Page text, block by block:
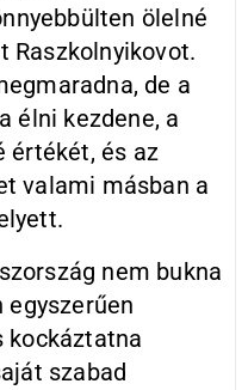
ölelné
Raszkolnyikovot.
de a
élni kezdene, a
értékét, és az
valami másban a
nem bukna
kockáztatna
szabad